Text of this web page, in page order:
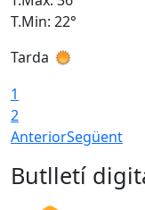
T.Min: 22°
Tarda
1
2
AnteriorSegüent
Butlletí